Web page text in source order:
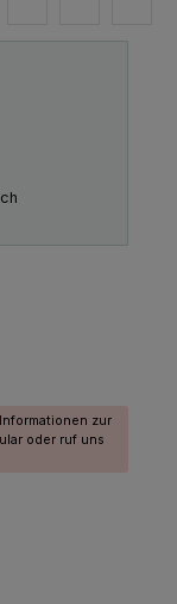
zur
oder ruf uns
verfügbar.)